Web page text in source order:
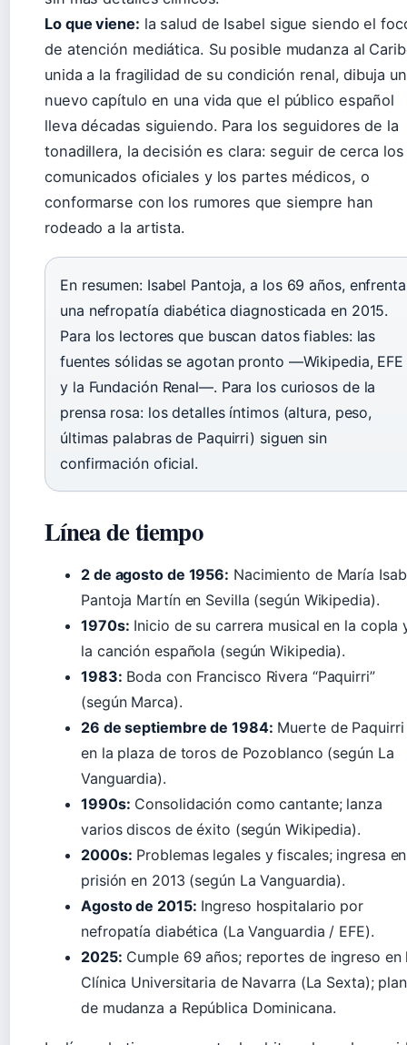
Lo que viene: la salud de Isabel sigue siendo el
de atención mediática. Su posible mudanza al
unida a la fragilidad de su condición renal, dibuja un
nuevo capítulo en una vida que el público español
lleva décadas siguiendo. Para los seguidores de la
tonadillera, la decisión es clara: seguir de cerca los
comunicados oficiales y los partes médicos, o
conformarse con los rumores que siempre han
rodeado a la artista.
En resumen: Isabel Pantoja, a los 69 años, enfrenta
una nefropatía diabética diagnosticada en 2015.
Para los lectores que buscan datos fiables: las
fuentes sólidas se agotan pronto —Wikipedia, EFE
y la Fundación Renal—. Para los curiosos de la
prensa rosa: los detalles íntimos (altura, peso,
últimas palabras de Paquirri) siguen sin
confirmación oficial.
Línea de tiempo
2 de agosto de 1956: Nacimiento de María
Pantoja Martín en Sevilla (según Wikipedia).
1970s: Inicio de su carrera musical en la copla
la canción española (según Wikipedia).
1983: Boda con Francisco Rivera “Paquirri”
(según Marca).
26 de septiembre de 1984: Muerte de Paquirri
en la plaza de toros de Pozoblanco (según La
Vanguardia).
1990s: Consolidación como cantante; lanza
varios discos de éxito (según Wikipedia).
2000s: Problemas legales y fiscales; ingresa en
prisión en 2013 (según La Vanguardia).
Agosto de 2015: Ingreso hospitalario por
nefropatía diabética (La Vanguardia / EFE).
2025: Cumple 69 años; reportes de ingreso en
Clínica Universitaria de Navarra (La Sexta);
de mudanza a República Dominicana.